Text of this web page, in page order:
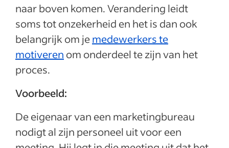
naar boven komen. Verandering leidt
soms tot onzekerheid en het is dan ook
belangrijk om jemedewerkers te
motiveren om onderdeel te zijn van het
proces.
Voorbeeld:
De eigenaar van een marketingbureau
nodigt al zijn personeel uit voor een